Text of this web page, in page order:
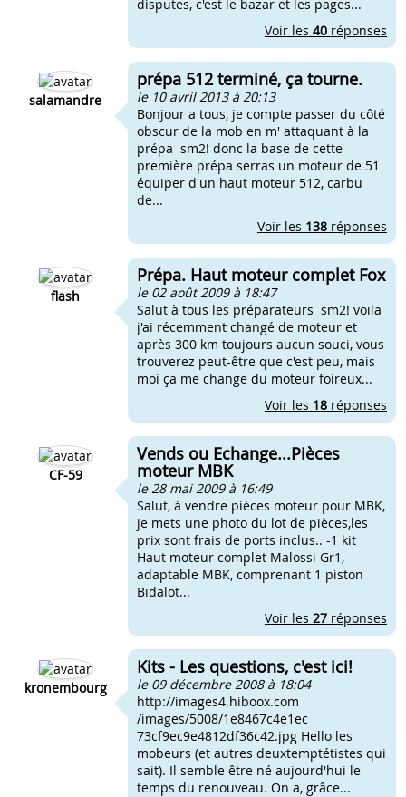
disputes, c'est le bazar et les pages...
Voir les 40 réponses
salamandre
prépa 512 terminé, ça tourne.
le 10 avril 2013 à 20:13
Bonjour a tous, je compte passer du côté
obscur de la mob en m' attaquant à la
prépa sm2! donc la base de cette
première prépa serras un moteur de 51
équiper d'un haut moteur 512, carbu
de...
Voir les 138 réponses
flash
Prépa. Haut moteur complet Fox
le 02 août 2009 à 18:47
Salut à tous les préparateurs sm2! voila
j'ai récemment changé de moteur et
après 300 km toujours aucun souci, vous
trouverez peut-être que c'est peu, mais
moi ça me change du moteur foireux...
Voir les 18 réponses
CF-59
Vends ou Echange...Pièces
moteur MBK
le 28 mai 2009 à 16:49
Salut, à vendre pièces moteur pour MBK,
je mets une photo du lot de pièces,les
prix sont frais de ports inclus.. -1 kit
Haut moteur complet Malossi Gr1,
adaptable MBK, comprenant 1 piston
Bidalot...
Voir les 27 réponses
kronembourg
Kits - Les questions, c'est ici!
le 09 décembre 2008 à 18:04
http://images4.hiboox.com
/images/5008/1e8467c4e1ec
73cf9ec9e4812df36c42.jpg Hello les
mobeurs (et autres deuxtemptétistes qui
sait). Il semble être né aujourd'hui le
temps du renouveau. On a, grâce...